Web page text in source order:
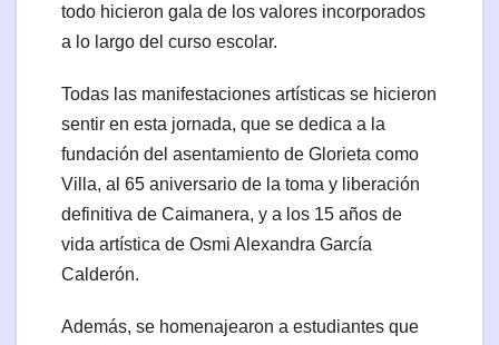
todo hicieron gala de los valores incorporados
a lo largo del curso escolar.
Todas las manifestaciones artísticas se hicieron
sentir en esta jornada, que se dedica a la
fundación del asentamiento de Glorieta como
Villa, al 65 aniversario de la toma y liberación
definitiva de Caimanera, y a los 15 años de
vida artística de Osmi Alexandra García
Calderón.
Además, se homenajearon a estudiantes que